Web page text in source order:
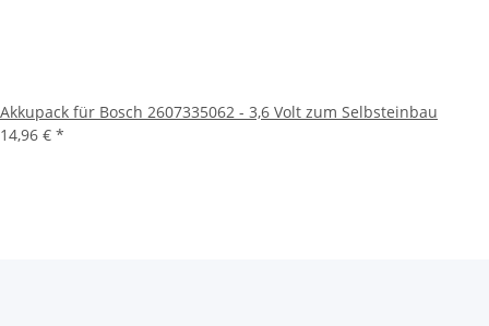
Akkupack für Bosch 2607335062 - 3,6 Volt zum Selbsteinbau
14,96 € *